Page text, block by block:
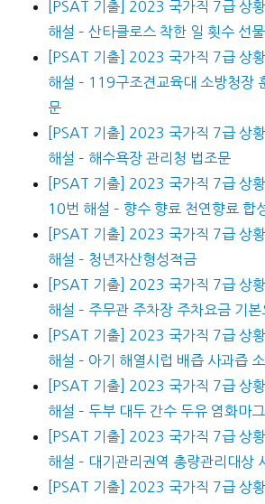
[PSAT 기출] 2023 국가직 7급 상
해설 – 산타클로스 착한 일 횟수 선물
[PSAT 기출] 2023 국가직 7급 상
해설 – 119구조견교육대 소방청장
문
[PSAT 기출] 2023 국가직 7급 상
해설 – 해수욕장 관리청 법조문
[PSAT 기출] 2023 국가직 7급 상
10번 해설 – 향수 향료 천연향료 합
[PSAT 기출] 2023 국가직 7급 상
해설 – 청년자산형성적금
[PSAT 기출] 2023 국가직 7급 상
해설 – 주무관 주차장 주차요금 기
[PSAT 기출] 2023 국가직 7급 상
해설 – 아기 해열시럽 배즙 사과즙
[PSAT 기출] 2023 국가직 7급 상
해설 – 두부 대두 간수 두유 염화마
[PSAT 기출] 2023 국가직 7급 상
해설 – 대기관리권역 총량관리대상
[PSAT 기출] 2023 국가직 7급 상